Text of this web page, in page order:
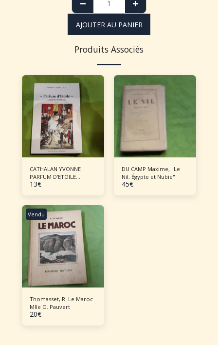
AJOUTER AU PANIER
Produits Associés
CATHALAN YVONNE
PARFUM D'ETOILE.
CONGO VIET-NAM. RECIT
13€
DU CAMP Maxime, "Le
Nil, Égypte et Nubie"
45€
Vendu
Thomasset, R. Le Maroc
Mlle O. Pauvert
20€